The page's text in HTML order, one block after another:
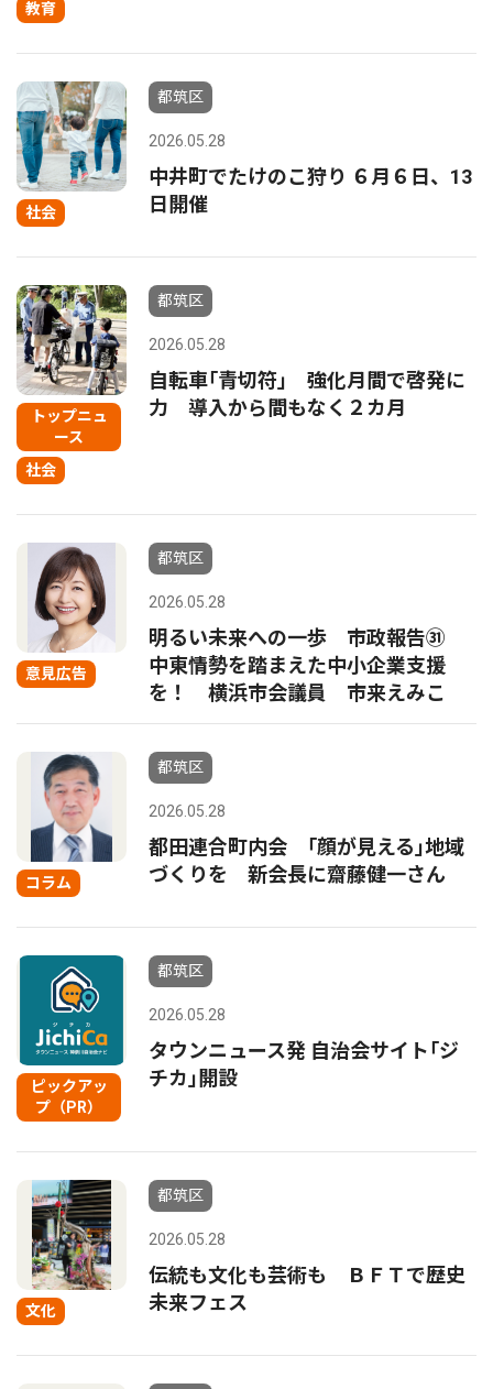
教育
社会
都筑区
2026.05.28
中井町でたけのこ狩り ６月６日、13
日開催
トップニュ
ース
社会
都筑区
2026.05.28
自転車｢青切符｣ 強化月間で啓発に
力 導入から間もなく２カ月
意見広告
都筑区
2026.05.28
明るい未来への一歩 市政報告㉛
中東情勢を踏まえた中小企業支援
を！ 横浜市会議員 市来えみこ
コラム
都筑区
2026.05.28
都田連合町内会 ｢顔が見える｣地域
づくりを 新会長に齋藤健一さん
ピックアッ
プ（PR）
都筑区
2026.05.28
タウンニュース発 自治会サイト｢ジ
チカ｣開設
文化
都筑区
2026.05.28
伝統も文化も芸術も ＢＦＴで歴史
未来フェス